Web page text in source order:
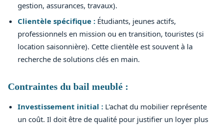
gestion, assurances, travaux).
Clientèle spécifique : Étudiants, jeunes actifs,
professionnels en mission ou en transition, touristes (si
location saisonnière). Cette clientèle est souvent à la
recherche de solutions clés en main.
Contraintes du bail meublé :
Investissement initial : L'achat du mobilier représente
un coût. Il doit être de qualité pour justifier un loyer plus